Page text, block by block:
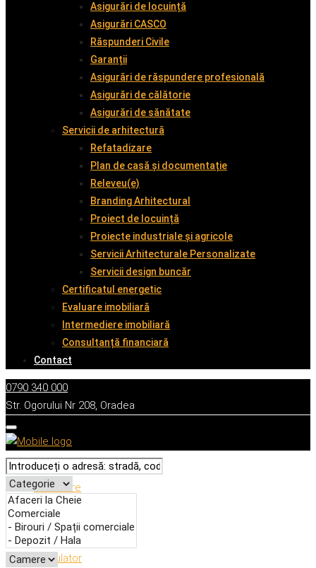
Asigurări de locuință
Asigurări CASCO
Răspunderi Civile
Garanții
Asigurări de răspundere profesională
Asigurări de călătorie
Asigurări de sănătate
Servicii de arhitectură
Refatadizare
Plan de casă și documentație
Releveu(e)
Branding Arhitectural
Proiect de locuință
Proiecte industriale și agricole
Servicii Arhitecturale Personalizate
Servicii design buncăr
Certificatul energetic
Evaluare imobiliară
Intermediere imobiliară
Consultanță financiară
Contact
0790 340 000
Str. Ogorului Nr 208, Oradea
Descriere
Caracteristici
Adresă
Detalii
Calculator